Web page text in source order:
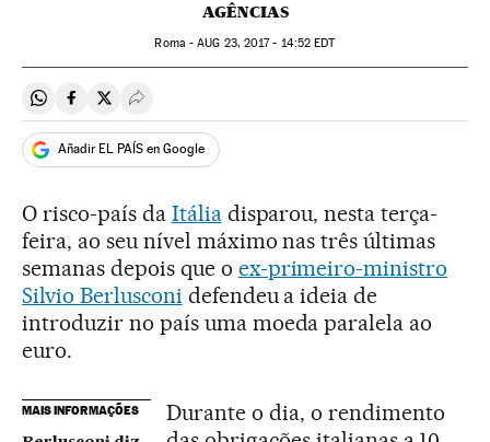
AGÊNCIAS
Roma -AUG 23, 2017 - 14:52 EDT
Compartir en Whatsapp
Compartir en Facebook
Compartir en Twitter
Desplegar Redes Sociales
Añadir EL PAÍS en Google
O risco-país da Itáliadisparou, nesta terça-
feira, ao seu nível máximo nas três últimas
semanas depois que o ex-primeiro-ministro
Silvio Berlusconi defendeu a ideia de
introduzir no país uma moeda paralela ao
euro.
MAIS INFORMAÇÕES
Durante o dia, o rendimento